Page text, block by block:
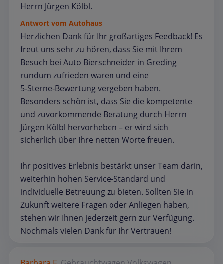
Herrn Jürgen Kölbl.
Antwort vom Autohaus
Herzlichen Dank für Ihr großartiges Feedback! Es
freut uns sehr zu hören, dass Sie mit Ihrem
Besuch bei Auto Bierschneider in Greding
rundum zufrieden waren und eine
5‑Sterne‑Bewertung vergeben haben.
Besonders schön ist, dass Sie die kompetente
und zuvorkommende Beratung durch Herrn
Jürgen Kölbl hervorheben – er wird sich
sicherlich über Ihre netten Worte freuen.
Ihr positives Erlebnis bestärkt unser Team darin,
weiterhin hohen Service‑Standard und
individuelle Betreuung zu bieten. Sollten Sie in
Zukunft weitere Fragen oder Anliegen haben,
stehen wir Ihnen jederzeit gern zur Verfügung.
Nochmals vielen Dank für Ihr Vertrauen!